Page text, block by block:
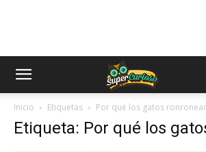
Inicio Etiquetas Por qué los gatos
Etiqueta: Por qué los